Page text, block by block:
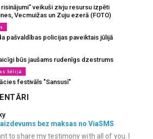
risinājumi” veikuši zivju resursu izpēti
Vecmuižas un Zuju ezerā (FOTO)
pašvaldības policijas paveiktais jūlijā
būs jaušams rudenīgs dzestrums
Sēlijā
festivāls "Sansusī"
bez maksas no ViaSMS
to share my testimony with all of you. I